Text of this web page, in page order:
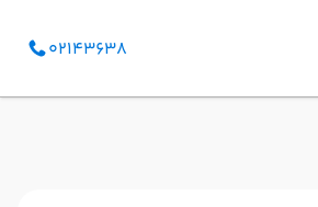
02143638